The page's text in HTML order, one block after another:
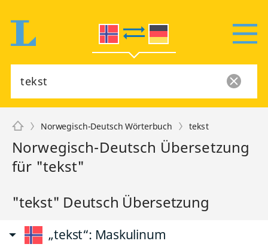
Norwegisch-Deutsch Wörterbuch tekst
Norwegisch-Deutsch Übersetzung
für "tekst"
"tekst" Deutsch Übersetzung
„tekst“: Maskulinum